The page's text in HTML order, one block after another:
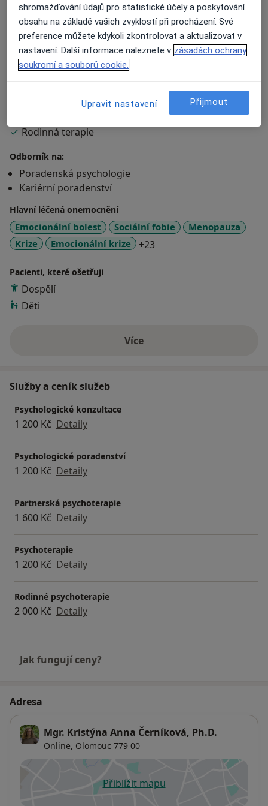
pro vás dávají smysl. Každé setkání přizpůsobuji
individuálním potřebám klienta.
Poskytuji individuální terapii pro dospělé a dospívající,
online.
Rodinná terapie
Odborník na:
Poradenská psychologie
Kariérní poradenství
Hlavní léčená onemocnění
Emocionální bolest Sociální fobie
Menopauza
Krize
Emocionální krize +23
Pacienti, které ošetřuji
Dospělí
Děti
Víceo zkušenostech
Služby a ceník služeb
Psychologické konzultace
1 200 Kč Detaily
Psychologické poradenství
1 200 Kč Detaily
Partnerská psychoterapie
1 600 Kč Detaily
Psychoterapie
1 200 Kč Detaily
Rodinné psychoterapie
2 000 Kč Detaily
Jak fungují ceny?
Adresa
Mgr. Kristýna Anna Černíková, Ph.D.
Online, Olomouc 779 00
Přiblížit mapuse otevře v nové záložce
shromažďování údajů pro statistické účely a poskytování
obsahu na základě vašich zvyklostí při procházení. Své
preference můžete kdykoli zkontrolovat a aktualizovat v
nastavení. Další informace naleznete v zásadách ochrany
soukromí a souborů cookie.
Upravit nastavení Přijmout